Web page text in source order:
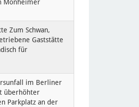
Monheimer
Zum Schwan,
Gaststätte
für
im Berliner
überhöhter
Parkplatz an der